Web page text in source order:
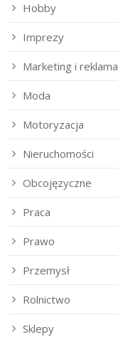
Hobby
Imprezy
Marketing i reklama
Moda
Motoryzacja
Nieruchomości
Obcojęzyczne
Praca
Prawo
Przemysł
Rolnictwo
Sklepy